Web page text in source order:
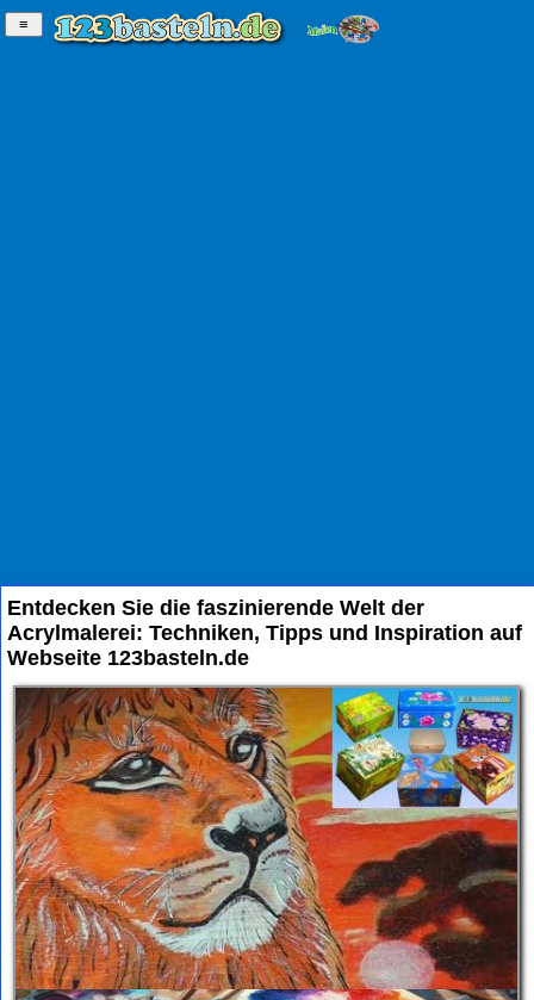
Entdecken Sie die faszinierende Welt der
Acrylmalerei: Techniken, Tipps und Inspiration auf
Webseite 123basteln.de